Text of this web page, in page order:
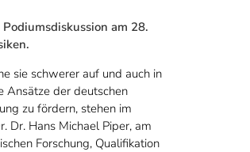
am 28.
sie schwerer auf und auch in
Ansätze der deutschen
zu fördern, stehen im
Dr. Hans Michael Piper, am
Forschung, Qualifikation